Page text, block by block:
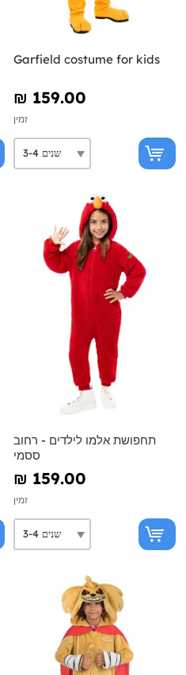
Garfield costume for kids
₪‎ 159.00
זמין
תחפושת אלמו לילדים - רחוב
ססמי
₪‎ 159.00
זמין